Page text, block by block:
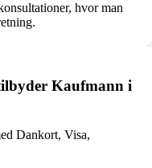
hvor man
Kaufmann i
Dankort, Visa,